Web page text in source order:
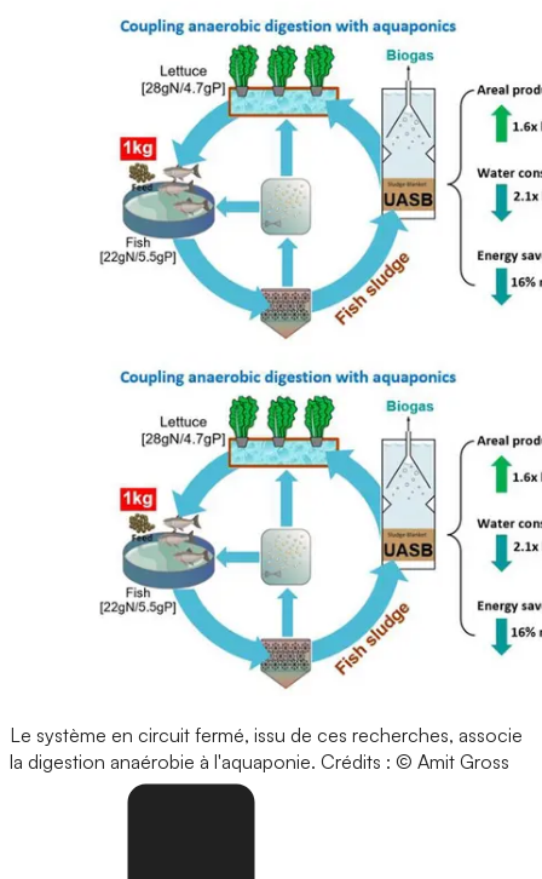
Le système en circuit fermé, issu de ces recherches, associe
la digestion anaérobie à l'aquaponie. Crédits : © Amit Gross